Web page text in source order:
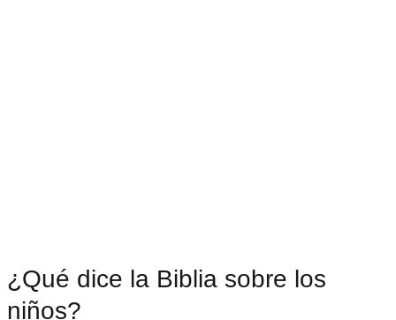
¿Qué dice la Biblia sobre los
niños?